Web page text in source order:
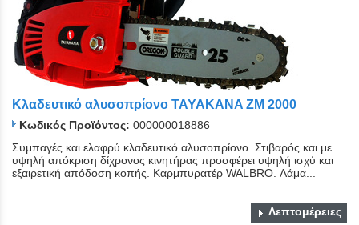
Κλαδευτικό αλυσοπρίονο TAYAKANA ZM 2000
Κωδικός Προϊόντος: 000000018886
Συμπαγές και ελαφρύ κλαδευτικό αλυσοπρίονο. Στιβαρός και με
υψηλή απόκριση δίχρονος κινητήρας προσφέρει υψηλή ισχύ και
εξαιρετική απόδοση κοπής. Καρμπυρατέρ WALBRO. Λάμα...
Λεπτομέρειες